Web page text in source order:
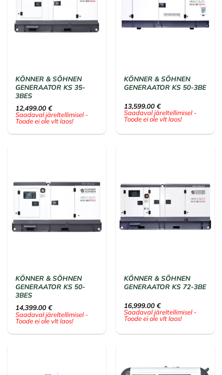
KÖNNER & SÖHNEN
GENERAATOR KS 35-
3BES
12,499.00€
Saadaval järeltellimisel -
Toode ei ole vlt laos!
KÖNNER & SÖHNEN
GENERAATOR KS 50-3BE
13,599.00€
Saadaval järeltellimisel -
Toode ei ole vlt laos!
KÖNNER & SÖHNEN
GENERAATOR KS 50-
3BES
14,399.00€
Saadaval järeltellimisel -
Toode ei ole vlt laos!
KÖNNER & SÖHNEN
GENERAATOR KS 72-3BE
16,999.00€
Saadaval järeltellimisel -
Toode ei ole vlt laos!